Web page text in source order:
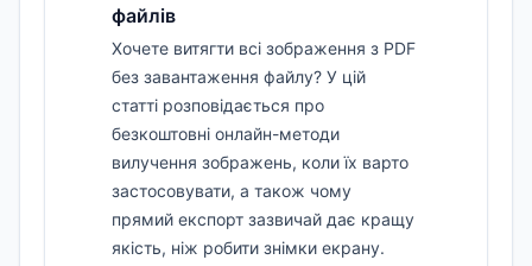
файлів
Хочете витягти всі зображення з PDF
без завантаження файлу? У цій
статті розповідається про
безкоштовні онлайн-методи
вилучення зображень, коли їх варто
застосовувати, а також чому
прямий експорт зазвичай дає кращу
якість, ніж робити знімки екрану.